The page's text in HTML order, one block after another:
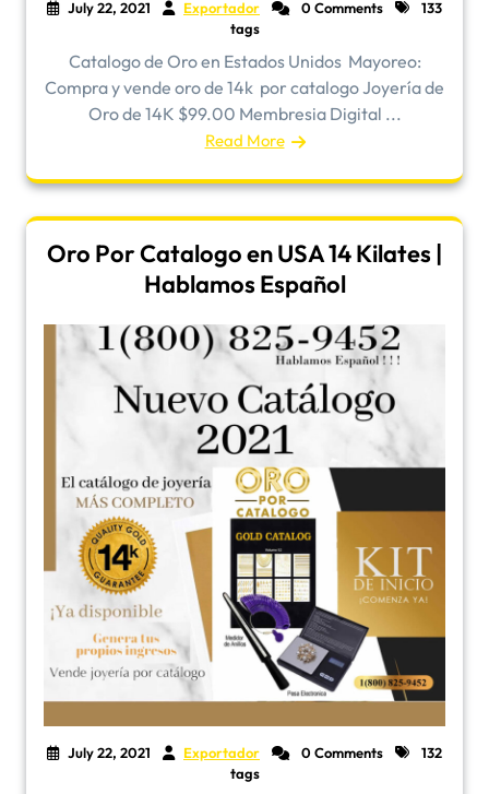
July 22, 2021 Exportador 0 Comments
133
tags
Catalogo de Oro en Estados Unidos ​Mayoreo:
Compra y vende oro de 14k por catalogo Joyería de
Oro de 14K $99.00 Membresia Digital ...
Read More
Oro Por Catalogo en USA 14 Kilates |
Hablamos Español
July 22, 2021 Exportador 0 Comments
132
tags